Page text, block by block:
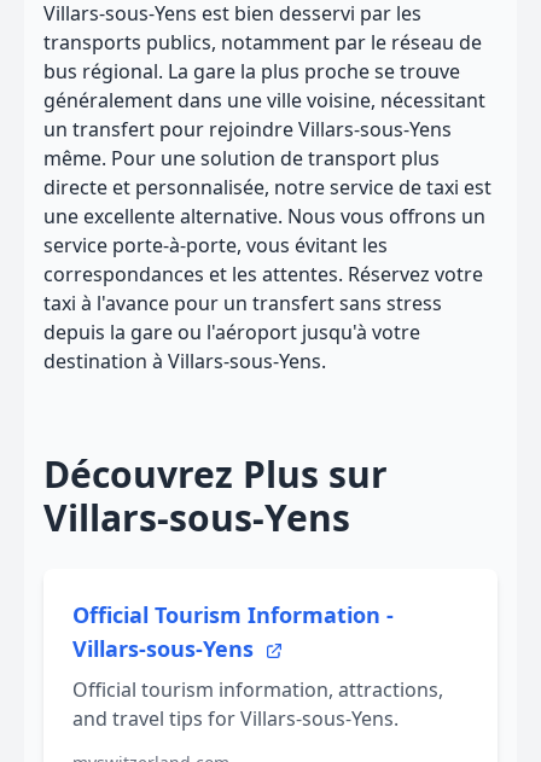
Villars-sous-Yens est bien desservi par les
transports publics, notamment par le réseau de
bus régional. La gare la plus proche se trouve
généralement dans une ville voisine, nécessitant
un transfert pour rejoindre Villars-sous-Yens
même. Pour une solution de transport plus
directe et personnalisée, notre service de taxi est
une excellente alternative. Nous vous offrons un
service porte-à-porte, vous évitant les
correspondances et les attentes. Réservez votre
taxi à l'avance pour un transfert sans stress
depuis la gare ou l'aéroport jusqu'à votre
destination à Villars-sous-Yens.
Découvrez Plus sur
Villars-sous-Yens
Official Tourism Information -
Villars-sous-Yens
Official tourism information, attractions,
and travel tips for Villars-sous-Yens.